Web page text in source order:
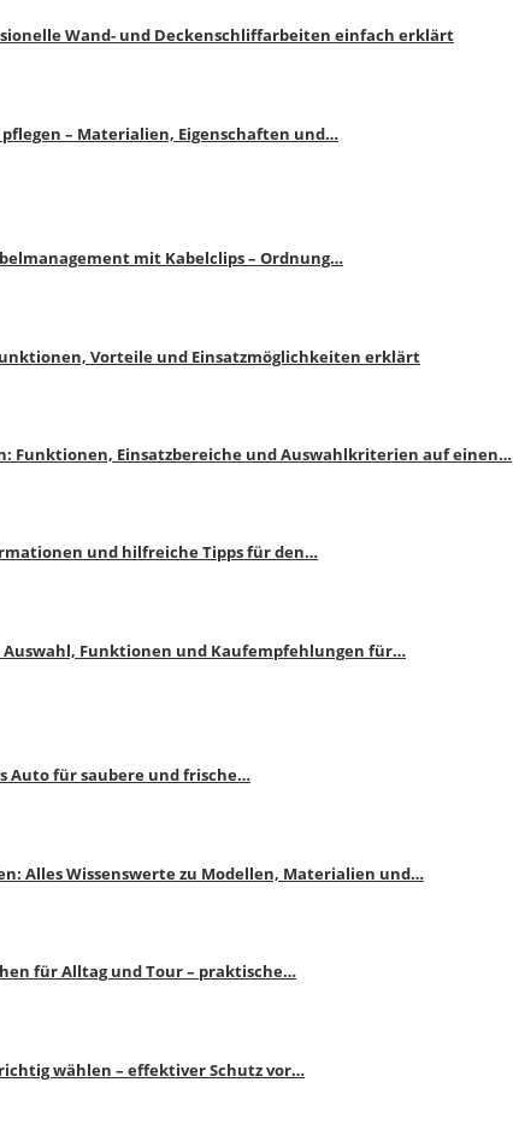
Wand- und Deckenschliffarbeiten einfach erklärt
– Materialien, Eigenschaften und…
mit Kabelclips – Ordnung…
Vorteile und Einsatzmöglichkeiten erklärt
Funktionen, Einsatzbereiche und Auswahlkriterien auf einen…
und hilfreiche Tipps für den…
Auswahl, Funktionen und Kaufempfehlungen für…
Auto für saubere und frische…
Alles Wissenswerte zu Modellen, Materialien und…
für Alltag und Tour – praktische…
wählen – effektiver Schutz vor…